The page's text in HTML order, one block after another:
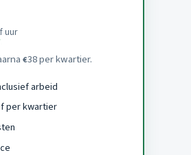
uur
€38 per kwartier.
arbeid
per kwartier